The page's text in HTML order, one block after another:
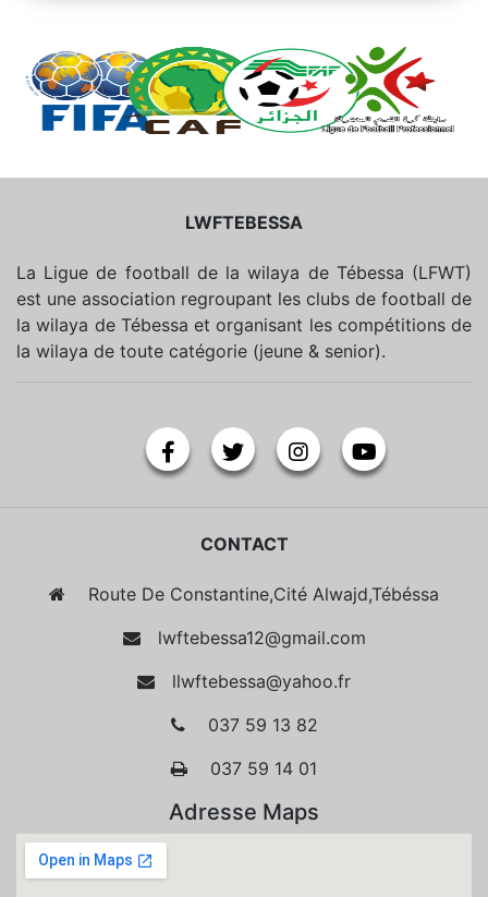
LWFTEBESSA
La Ligue de football de la wilaya de Tébessa (LFWT)
est une association regroupant les clubs de football de
la wilaya de Tébessa et organisant les compétitions de
la wilaya de toute catégorie (jeune & senior).
CONTACT
Route De Constantine,Cité Alwajd,Tébéssa
lwftebessa12@gmail.com
llwftebessa@yahoo.fr
037 59 13 82
037 59 14 01
Adresse Maps